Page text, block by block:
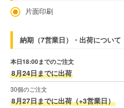
片面印刷
納期（7営業日）・出荷について
本日18:00までのご注文
8月24日までに出荷
30個のご注文
8月27日までに出荷（+3営業日）